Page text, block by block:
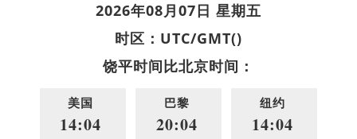
2026年08月07日 星期五
时区：UTC/GMT()
饶平时间比北京时间：
美国
14:04
巴黎
20:04
纽约
14:04